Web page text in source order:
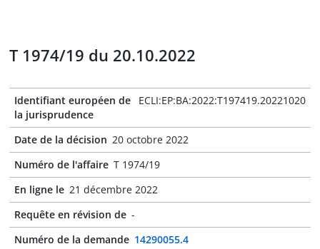
T 1974/19 du 20.10.2022
Identifiant européen de
la jurisprudence
ECLI:EP:BA:2022:T197419.20221020
Date de la décision 20 octobre 2022
Numéro de l'affaire T 1974/19
En ligne le 21 décembre 2022
Requête en révision de -
Numéro de la demande 14290055.4